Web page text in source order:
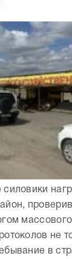
силовики
не
в